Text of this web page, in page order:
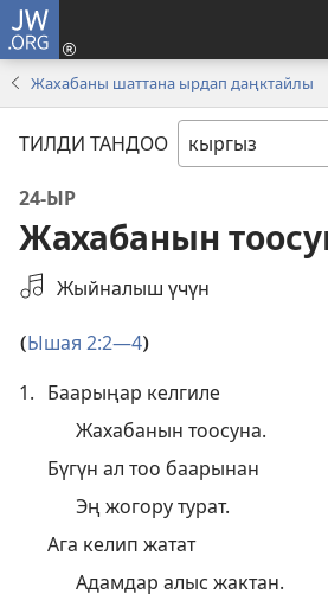
JW.ORG
Жахабаны шаттана ырдап даңктайлы
ТИЛДИ ТАНДОО
24-ЫР
Жахабанын
Аудио
тандоо
Жыйналыш үчүн
(Ышая 2:2—4)
1. Баарыңар келгиле
Жахабанын тоосуна.
Бүгүн ал тоо баарынан
Эң жогору турат.
Ага келип жатат
Адамдар алыс жактан.